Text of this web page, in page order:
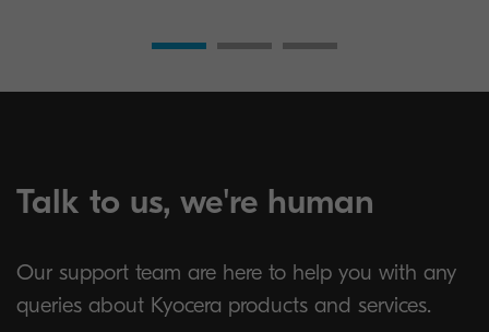
Talk to us, we're human
Our support team are here to help you with any
queries about Kyocera products and services.